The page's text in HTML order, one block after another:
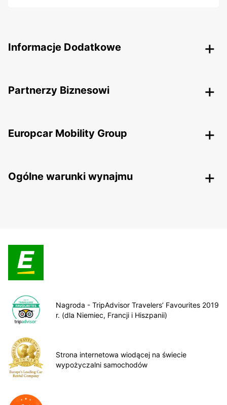
Informacje Dodatkowe
Partnerzy Biznesowi
Europcar Mobility Group
Ogólne warunki wynajmu
Nagroda - TripAdvisor Travelers’ Favourites 2019
r. (dla Niemiec, Francji i Hiszpanii)
Strona internetowa wiodącej na świecie
wypożyczalni samochodów